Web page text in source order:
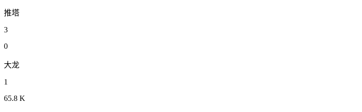
推塔
3
0
大龙
1
65.8 K